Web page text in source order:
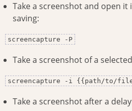
Take a screenshot and open it
saving:
screencapture -P
Take a screenshot of a
screencapture -i {{path/to/
Take a screenshot after a